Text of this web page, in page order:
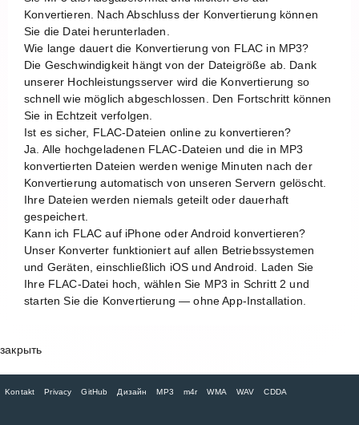
Konvertieren. Nach Abschluss der Konvertierung können
Sie die Datei herunterladen.
Wie lange dauert die Konvertierung von FLAC in MP3?
Die Geschwindigkeit hängt von der Dateigröße ab. Dank
unserer Hochleistungsserver wird die Konvertierung so
schnell wie möglich abgeschlossen. Den Fortschritt können
Sie in Echtzeit verfolgen.
Ist es sicher, FLAC-Dateien online zu konvertieren?
Ja. Alle hochgeladenen FLAC-Dateien und die in MP3
konvertierten Dateien werden wenige Minuten nach der
Konvertierung automatisch von unseren Servern gelöscht.
Ihre Dateien werden niemals geteilt oder dauerhaft
gespeichert.
Kann ich FLAC auf iPhone oder Android konvertieren?
Unser Konverter funktioniert auf allen Betriebssystemen
und Geräten, einschließlich iOS und Android. Laden Sie
Ihre FLAC-Datei hoch, wählen Sie MP3 in Schritt 2 und
starten Sie die Konvertierung — ohne App-Installation.
закрыть
Kontakt Privacy GitHub Дизайн MP3 m4r WMA WAV CDDA